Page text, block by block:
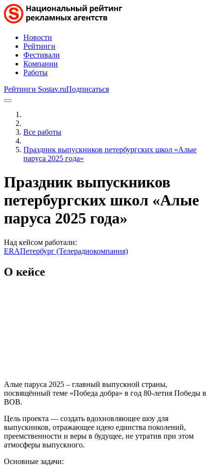
Новости
Рейтинги
Фестивали
Компании
Работы
Рейтинги Sostav.ruПодписаться
Все работы
Праздник выпускников петербургских школ «Алые
паруса 2025 года»
Праздник выпускников
петербургских школ «Алые
паруса 2025 года»
Над кейсом работали:
ERAПетербург (Телерадиокомпания)
О кейсе
Алые паруса 2025 – главный выпускной страны,
посвящённый теме «Победа добра» в год 80-летия Победы в
ВОВ.
Цель проекта — создать вдохновляющее шоу для
выпускников, отражающее идею единства поколений,
преемственности и веры в будущее, не утратив при этом
атмосферы выпускного.
Основные задачи: